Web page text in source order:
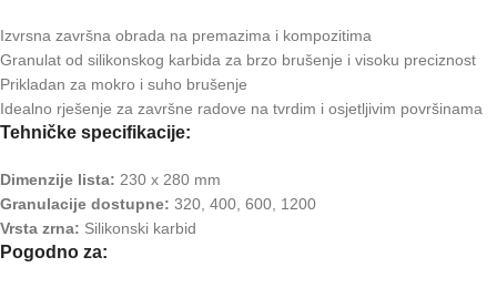
Izvrsna završna obrada na premazima i kompozitima
Granulat od silikonskog karbida za brzo brušenje i visoku preciznost
Prikladan za mokro i suho brušenje
Idealno rješenje za završne radove na tvrdim i osjetljivim površinama
Tehničke specifikacije:
Dimenzije lista: 230 x 280 mm
Granulacije dostupne: 320, 400, 600, 1200
Vrsta zrna: Silikonski karbid
Pogodno za: